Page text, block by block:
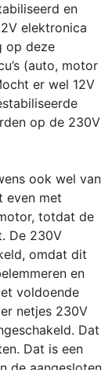
en
elektronica
op deze
(auto, motor
er wel 12V
op de 230V
ook wel van
even met
totdat de
De 230V
omdat dit
en
voldoende
netjes 230V
Dat
Dat is een